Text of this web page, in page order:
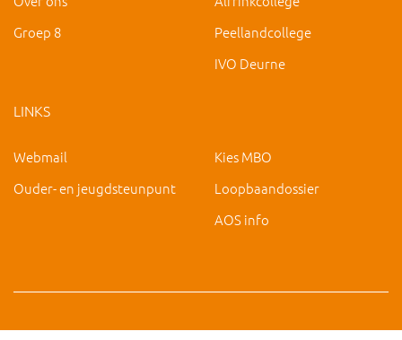
Groep 8
Peellandcollege
IVO Deurne
LINKS
Webmail
Ouder- en jeugdsteunpunt
Kies MBO
Loopbaandossier
AOS info
Copyright 2019 IVO Deurne | hc@ivo-deurne.nl|Cookies